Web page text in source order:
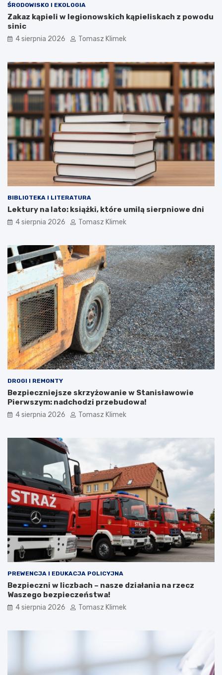
ŚRODOWISKO I EKOLOGIA
Zakaz kąpieli w legionowskich kąpieliskach z powodu
sinic
4 sierpnia 2026 Tomasz Klimek
BIBLIOTEKA I LITERATURA
Lektury na lato: książki, które umilą sierpniowe dni
4 sierpnia 2026 Tomasz Klimek
DROGI I REMONTY
Bezpieczniejsze skrzyżowanie w Stanisławowie
Pierwszym: nadchodzi przebudowa!
4 sierpnia 2026 Tomasz Klimek
PREWENCJA I EDUKACJA POLICYJNA
Bezpieczni w liczbach – nasze działania na rzecz
Waszego bezpieczeństwa!
4 sierpnia 2026 Tomasz Klimek